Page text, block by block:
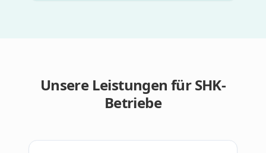
Unsere Leistungen für SHK-
Betriebe